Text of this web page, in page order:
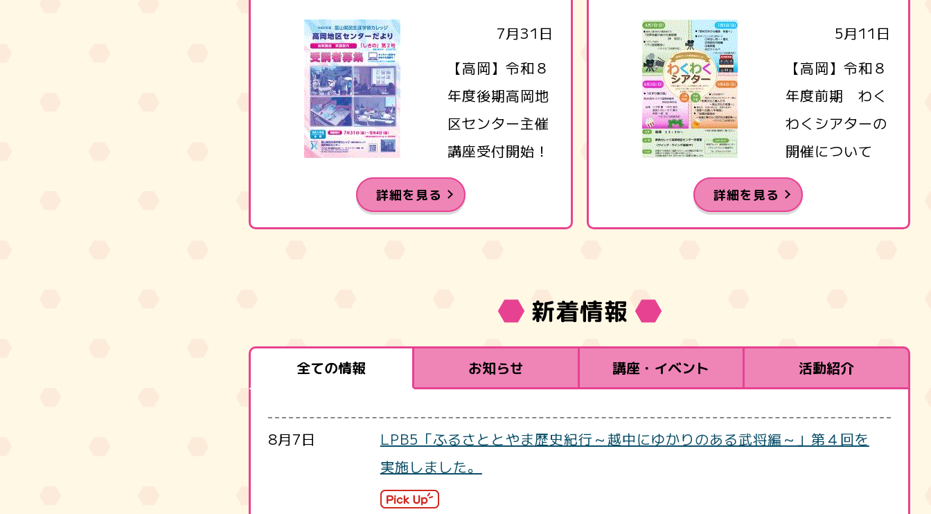
7月31日
【高岡】令和８
年度後期高岡地
区センター主催
講座受付開始！
詳細を見る
5月11日
【高岡】令和８
年度前期 わく
わくシアターの
開催について
詳細を見る
新着情報
全ての情報 お知らせ 講座・イベント 活動紹介
8月7日
LPB5「ふるさととやま歴史紀行～越中にゆかりのある武将編～」第４回を
実施しました。